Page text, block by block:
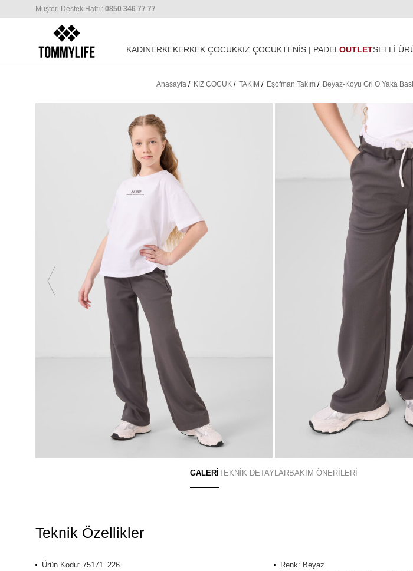
Müşteri Destek Hattı : 0850 346 77 77
KADINERKEKERKEK ÇOCUKKIZ ÇOCUKTENİS | PADELOUTLETSETLİ
Anasayfa/ KIZ ÇOCUK/ TAKIM / Eşofman Takım/ Beyaz-Koyu Gri O Yaka
GALERİ TEKNİK DETAYLARBAKIM ÖNERİLERİ
Teknik Özellikler
Ürün Kodu: 75171_226
Renk: Beyaz